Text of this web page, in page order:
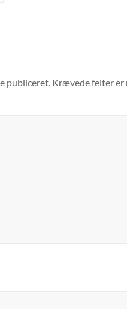
publiceret. Krævede felter er